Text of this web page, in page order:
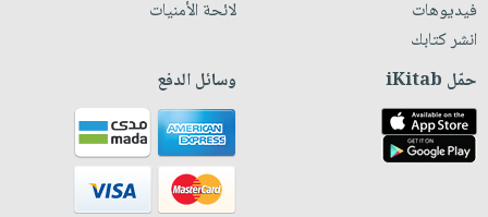
فيديوهات
انشر كتابك
لائحة الأمنيات
حمّل iKitab وسائل الدفع